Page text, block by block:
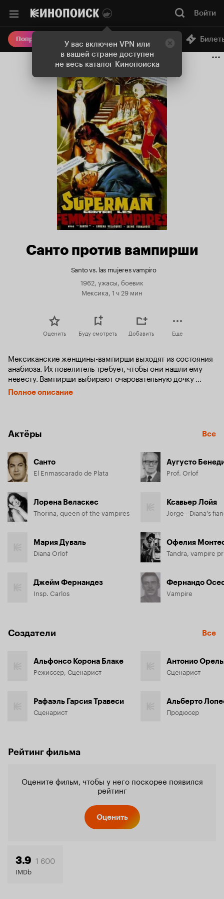
У вас включен VPN или
в вашей стране доступен
не весь каталог Кинопоиска
Войти
Попробовать Плюс Онлайн-кинотеатр
Санто против вампирши
Santo vs. las mujeres vampiro
1962, ужасы, боевик
Мексика, 1 ч 29 мин
Оценить Буду смотреть Добавить Еще
Мексиканские женщины-вампирши выходят из состояния
анабиоза. Их повелитель требует, чтобы они нашли ему
невесту. Вампирши выбирают очаровательную дочку
местного профессора. Чтобы спасти девушку, профессор
обращается к мускулистому рестлеру в серебряной
Полное описание
Актёры Все
Санто
El Enmascarado de Plata
Лорена Веласкес
Thorina, queen of the vampires
Мария Дуваль
Diana Orlof
Джейм Фернандез
Insp. Carlos
Аугусто
Prof. Orlof
Ксавьер Лойя
Офелия
Tandra, vampire
Фернандо
Vampire
Создатели Все
Альфонсо Корона Блаке
Режиссёр, Сценарист
Рафаэль Гарсия Травеси
Сценарист
Антонио
Сценарист
Альберто
Продюсер
Рейтинг фильма
Оцените фильм, чтобы у него поскорее появился
рейтинг
Оценить
3.9 1 600
IMDb